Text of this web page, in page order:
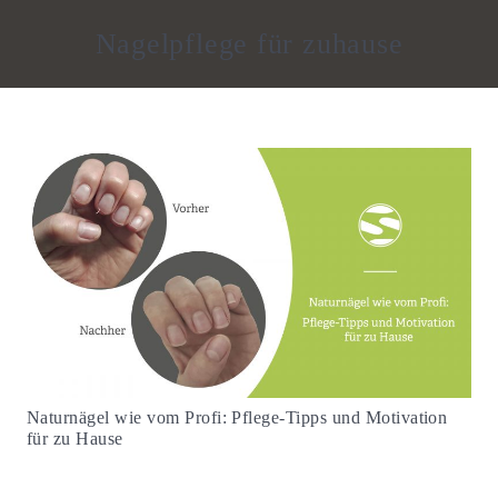
Nagelpflege für zuhause
Naturnägel wie vom Profi: Pflege-Tipps und Motivation
für zu Hause